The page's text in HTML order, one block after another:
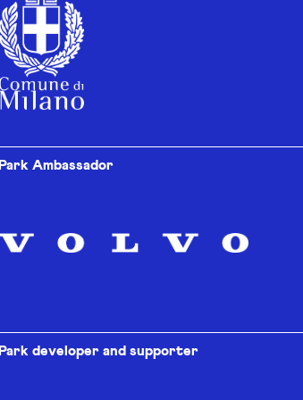
Park Ambassador
Park developer and supporter